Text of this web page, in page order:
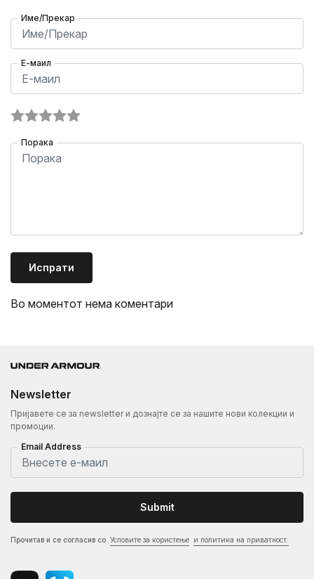
Име/Прекар
Е-маил
Порака
Испрати
Во моментот нема коментари
Newsletter
Пријавете се за newsletter и дознајте се за нашите нови колекции и
промоции.
Email Address
Submit
Прочитав и се согласив со Условите за користење и политика на приватност.